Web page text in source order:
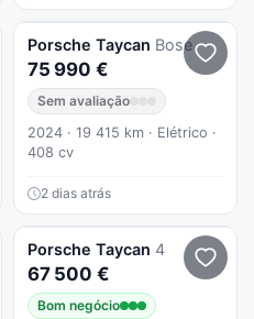
Porsche Taycan Bose
75 990 €
Sem avaliação
2024 · 19 415 km · Elétrico ·
408 cv
2 dias atrás
Porsche Taycan 4
67 500 €
Bom negócio